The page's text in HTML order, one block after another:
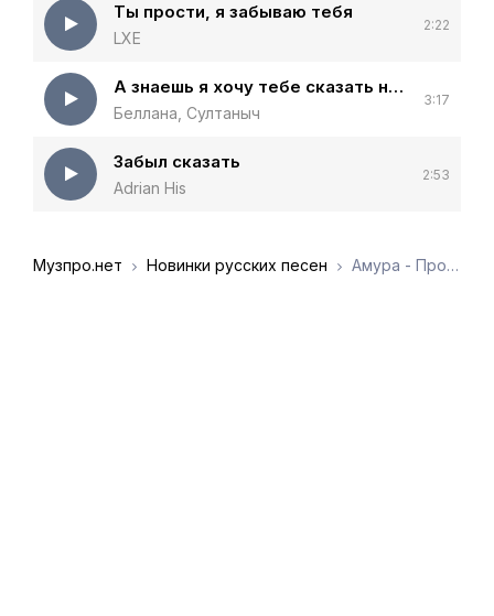
Ты прости, я забываю тебя
LXE
2:22
А знаешь я хочу тебе сказать не жалей ты ни о чём
Беллана, Султаныч
3:17
Забыл сказать
Adrian His
2:53
Музпро.нет Новинки русских песен Амура - Прости